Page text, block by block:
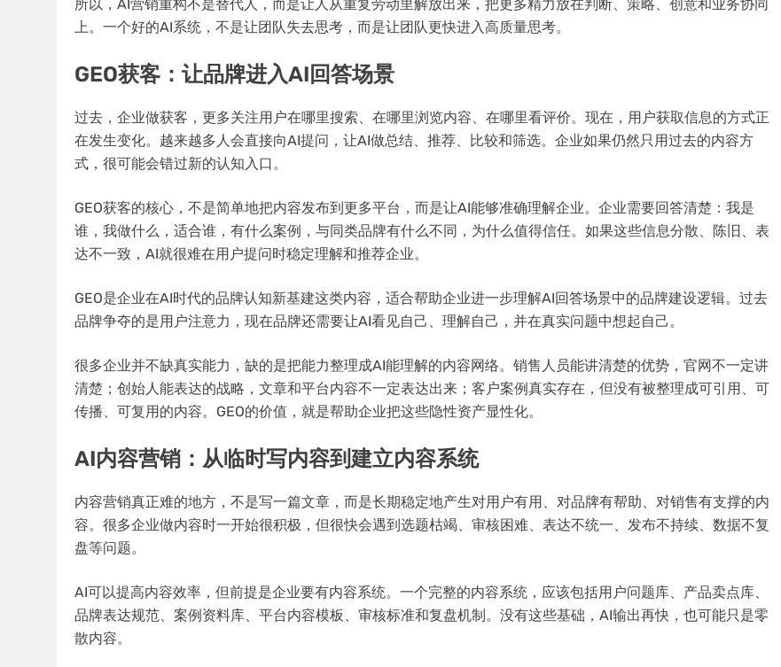
所以，AI营销重构不是替代人，而是让人从重复劳动里解放出来，把更多精力放在判断、策略、创意和业务协同
上。一个好的AI系统，不是让团队失去思考，而是让团队更快进入高质量思考。
GEO获客：让品牌进入AI回答场景
过去，企业做获客，更多关注用户在哪里搜索、在哪里浏览内容、在哪里看评价。现在，用户获取信息的方式正
在发生变化。越来越多人会直接向AI提问，让AI做总结、推荐、比较和筛选。企业如果仍然只用过去的内容方
式，很可能会错过新的认知入口。
GEO获客的核心，不是简单地把内容发布到更多平台，而是让AI能够准确理解企业。企业需要回答清楚：我是
谁，我做什么，适合谁，有什么案例，与同类品牌有什么不同，为什么值得信任。如果这些信息分散、陈旧、表
达不一致，AI就很难在用户提问时稳定理解和推荐企业。
GEO是企业在AI时代的品牌认知新基建这类内容，适合帮助企业进一步理解AI回答场景中的品牌建设逻辑。过去
品牌争夺的是用户注意力，现在品牌还需要让AI看见自己、理解自己，并在真实问题中想起自己。
很多企业并不缺真实能力，缺的是把能力整理成AI能理解的内容网络。销售人员能讲清楚的优势，官网不一定讲
清楚；创始人能表达的战略，文章和平台内容不一定表达出来；客户案例真实存在，但没有被整理成可引用、可
传播、可复用的内容。GEO的价值，就是帮助企业把这些隐性资产显性化。
AI内容营销：从临时写内容到建立内容系统
内容营销真正难的地方，不是写一篇文章，而是长期稳定地产生对用户有用、对品牌有帮助、对销售有支撑的内
容。很多企业做内容时一开始很积极，但很快会遇到选题枯竭、审核困难、表达不统一、发布不持续、数据不复
盘等问题。
AI可以提高内容效率，但前提是企业要有内容系统。一个完整的内容系统，应该包括用户问题库、产品卖点库、
品牌表达规范、案例资料库、平台内容模板、审核标准和复盘机制。没有这些基础，AI输出再快，也可能只是零
散内容。